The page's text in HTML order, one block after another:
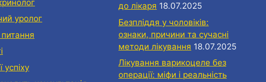
уролог
питання
успіху
до лікаря 18.07.2025
Безпліддя у чоловіків:
ознаки, причини та сучасні
методи лікування 18.07.2025
Лікування варикоцеле без
операції: міфи і реальність